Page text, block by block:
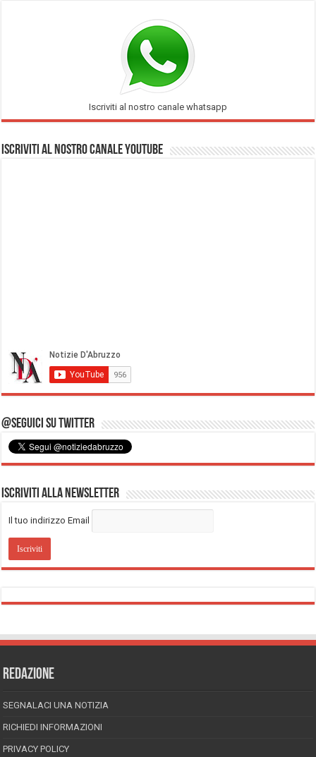
Iscriviti al nostro canale whatsapp
Iscriviti al nostro Canale Youtube
@Seguici su Twitter
Iscriviti alla Newsletter
Il tuo indirizzo Email
REDAZIONE
SEGNALACI UNA NOTIZIA
RICHIEDI INFORMAZIONI
PRIVACY POLICY